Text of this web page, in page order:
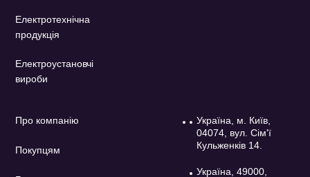
Електротехнічна
продукція
Електроустановчі
вироби
Про компанію
Покупцям
Україна, м. Київ,
04074, вул. Сім'ї
Кульженків 14.
Україна, 49000,